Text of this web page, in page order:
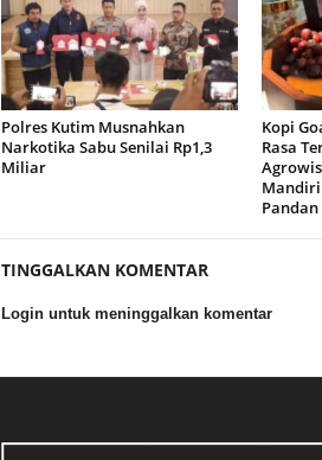
Polres Kutim Musnahkan
Narkotika Sabu Senilai Rp1,3
Miliar
Kopi
Rasa
Mandiri
Pandan
TINGGALKAN KOMENTAR
Login untuk meninggalkan komentar